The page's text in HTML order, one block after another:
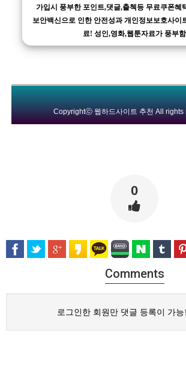
가입시 풍부한 포인트,댓글,출첵등 무료쿠폰혜
보안백신으로 인한 안전성과 개인정보보호사이
료! 성인,영화,웹툰자료가 풍부함
Copyrightⓒ 웹하드사이트 추천 All rights
0
Comments
로그인한 회원만 댓글 등록이 가능